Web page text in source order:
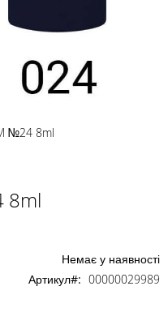
№24 8ml
8ml
Немає у наявності
Артикул
00000029989